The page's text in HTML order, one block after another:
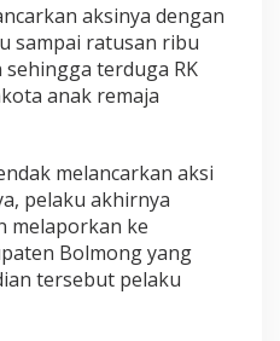
e
n
g
u
s
a
A
a
B
aksinya dengan
sampai ratusan ribu
terduga RK
anak remaja
melancarkan aksi
pelaku akhirnya
melaporkan ke
Bolmong yang
tersebut pelaku